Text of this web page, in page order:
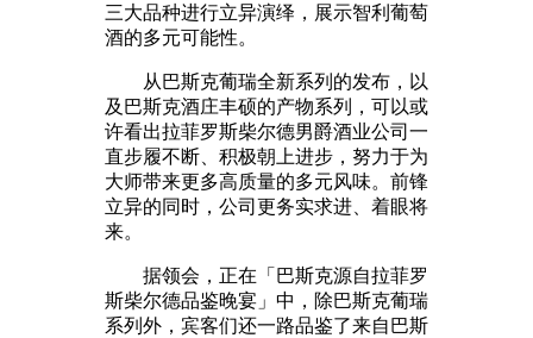
三大品种进行立异演绎，展示智利葡萄
酒的多元可能性。
从巴斯克葡瑞全新系列的发布，以
及巴斯克酒庄丰硕的产物系列，可以或
许看出拉菲罗斯柴尔德男爵酒业公司一
直步履不断、积极朝上进步，努力于为
大师带来更多高质量的多元风味。前锋
立异的同时，公司更务实求进、着眼将
来。
据领会，正在「巴斯克源自拉菲罗
斯柴尔德品鉴晚宴」中，除巴斯克葡瑞
系列外，宾客们还一路品鉴了来自巴斯